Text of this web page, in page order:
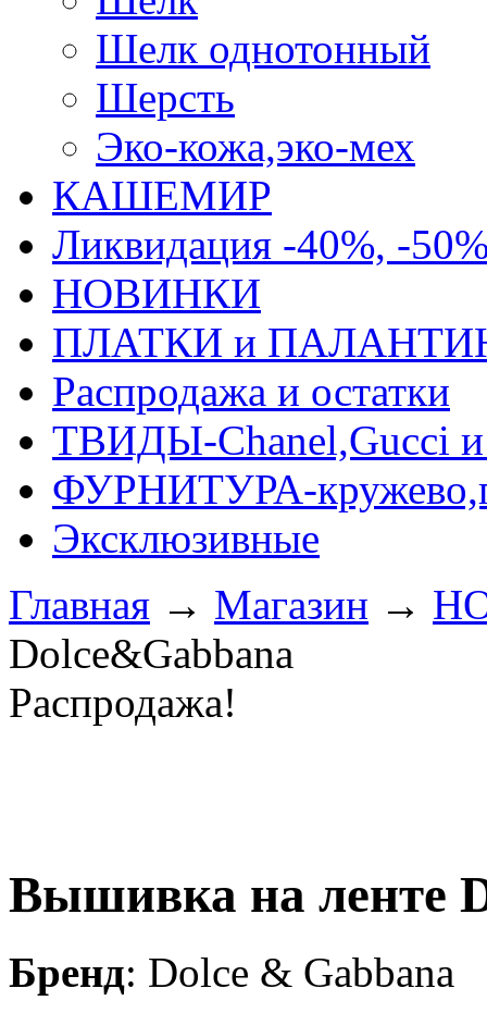
Шелк однотонный
Шерсть
Эко-кожа,эко-мех
КАШЕМИР
Ликвидация -40%, -
НОВИНКИ
ПЛАТКИ и
Распродажа и остатки
ТВИДЫ-Сhanel,Gucci и
ФУРНИТУРА-
Эксклюзивные
Главная → Магазин →
Dolce&Gabbana
Распродажа!
Вышивка на ленте
Бренд: Dolce & Gabbana